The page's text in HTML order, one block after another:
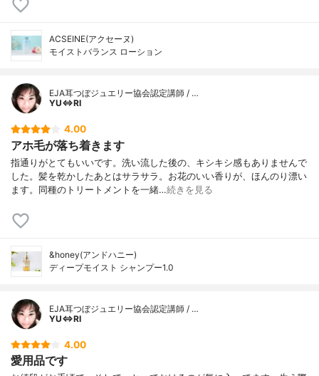
ACSEINE(アクセーヌ)
モイストバランス ローション
EJA耳つぼジュエリー協会認定講師 / …
YU⇔RI
4.00
アホ毛が落ち着きます
指通りがとてもいいです。洗い流した後の、キシキシ感もありませんで
した。髪を乾かしたあとはサラサラ。お花のいい香りが、ほんのり漂い
ます。同種のトリートメントを一緒…続きを見る
&honey(アンドハニー)
ディープモイスト シャンプー1.0
EJA耳つぼジュエリー協会認定講師 / …
YU⇔RI
4.00
愛用品です